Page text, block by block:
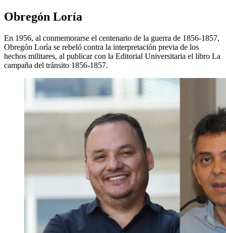
Obregón Loría
En 1956, al conmemorarse el centenario de la guerra de 1856-1857,
Obregón Loría se rebeló contra la interpretación previa de los
hechos militares, al publicar con la Editorial Universitaria el libro La
campaña del tránsito 1856-1857.